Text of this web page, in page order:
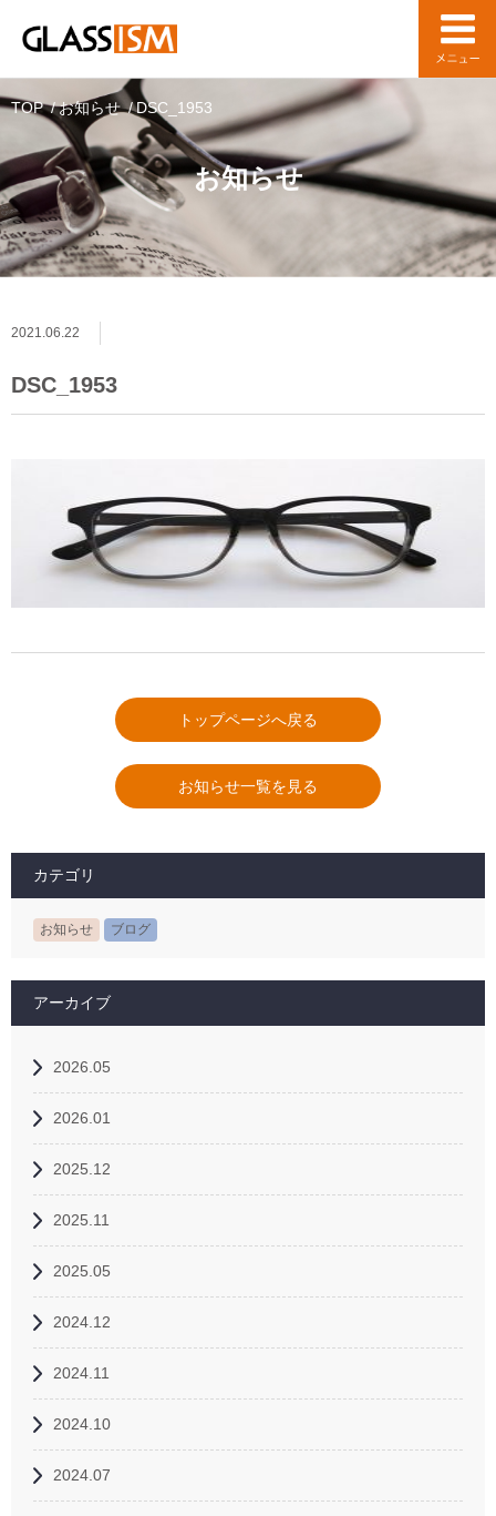
お知らせ
TOP お知らせ DSC_1953
2021.06.22
DSC_1953
トップページへ戻る
お知らせ一覧を見る
カテゴリ
お知らせ ブログ
アーカイブ
2026.05
2026.01
2025.12
2025.11
2025.05
2024.12
2024.11
2024.10
2024.07